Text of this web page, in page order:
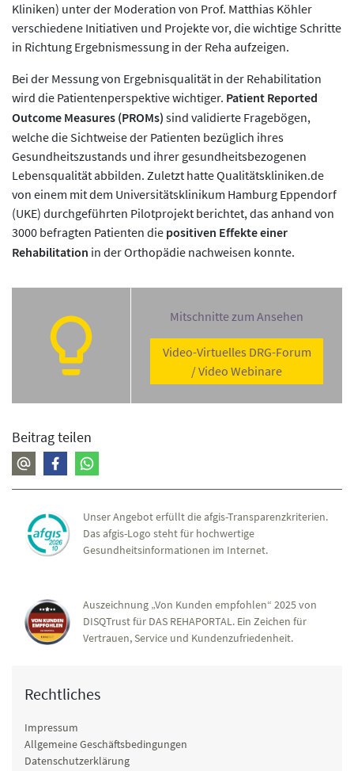
Kliniken) unter der Moderation von Prof. Matthias Köhler
verschiedene Initiativen und Projekte vor, die wichtige Schritte
in Richtung Ergebnismessung in der Reha aufzeigen.
Bei der Messung von Ergebnisqualität in der Rehabilitation
wird die Patientenperspektive wichtiger. Patient Reported
Outcome Measures (PROMs) sind validierte Fragebögen,
welche die Sichtweise der Patienten bezüglich ihres
Gesundheitszustands und ihrer gesundheitsbezogenen
Lebensqualität abbilden. Zuletzt hatte Qualitätskliniken.de
von einem mit dem Universitätsklinikum Hamburg Eppendorf
(UKE) durchgeführten Pilotprojekt berichtet, das anhand von
3000 befragten Patienten die positiven Effekte einer
Rehabilitation in der Orthopädie nachweisen konnte.
Mitschnitte zum Ansehen
Video-Virtuelles DRG-Forum
/ Video Webinare
Beitrag teilen
Unser Angebot erfüllt die afgis-Transparenzkriterien.
Das afgis-Logo steht für hochwertige
Gesundheitsinformationen im Internet.
Auszeichnung „Von Kunden empfohlen“ 2025 von
DISQTrust für DAS REHAPORTAL. Ein Zeichen für
Vertrauen, Service und Kundenzufriedenheit.
Rechtliches
Impressum
Allgemeine Geschäftsbedingungen
Datenschutzerklärung